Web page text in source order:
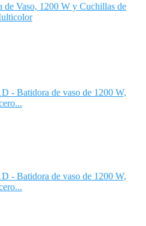
Vaso, 1200 W y Cuchillas de
- Batidora de vaso de 1200 W,
- Batidora de vaso de 1200 W,